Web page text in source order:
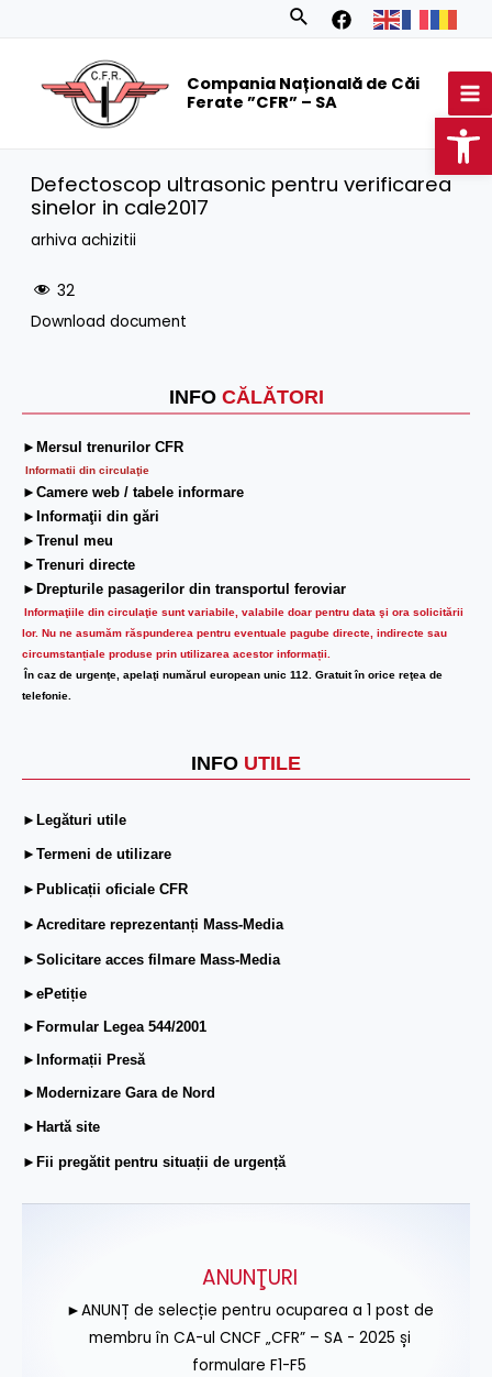
Search
Compania Națională de Căi
Ferate ”CFR” – SA
INFO CĂLĂTORI
►Mersul trenurilor CFR
Informatii din circulaţie
►Camere web / tabele informare
►Informaţii din gări
►Trenul meu
►Trenuri directe
►Drepturile pasagerilor din transportul feroviar
Informaţiile din circulaţie sunt variabile, valabile doar pentru data şi ora solicitării
lor. Nu ne asumăm răspunderea pentru eventuale pagube directe, indirecte sau
circumstanțiale produse prin utilizarea acestor informații.
În caz de urgenţe, apelaţi numărul european unic 112. Gratuit în orice reţea de
telefonie.
INFO UTILE
►Legături utile
►Termeni de utilizare
►Publicații oficiale CFR
►Acreditare reprezentanți Mass-Media
►Solicitare acces filmare Mass-Media
►ePetiție
►Formular Legea 544/2001
►Informații Presă
►Modernizare Gara de Nord
►Hartă site
►Fii pregătit pentru situații de urgență
Defectoscop ultrasonic pentru verificarea
sinelor in cale2017
arhiva achizitii
32
Download document
ANUNŢURI
►ANUNȚ de selecție pentru ocuparea a 1 post de
membru în CA-ul CNCF „CFR” – SA - 2025 și
formulare F1-F5